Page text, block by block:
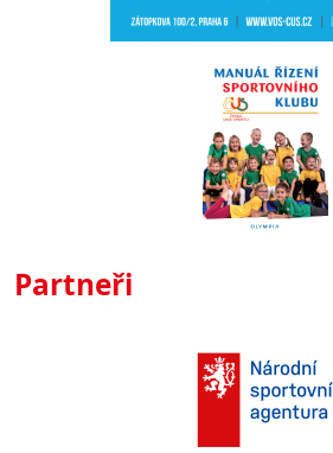
Partneři